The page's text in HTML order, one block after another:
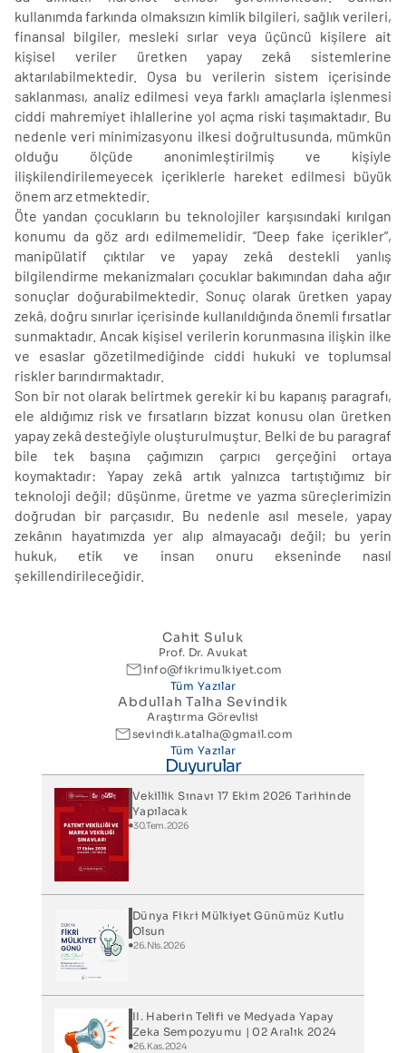
kullanımda farkında olmaksızın kimlik bilgileri, sağlık verileri,
finansal bilgiler, mesleki sırlar veya üçüncü kişilere ait
kişisel veriler üretken yapay zekâ sistemlerine
aktarılabilmektedir. Oysa bu verilerin sistem içerisinde
saklanması, analiz edilmesi veya farklı amaçlarla işlenmesi
ciddi mahremiyet ihlallerine yol açma riski taşımaktadır. Bu
nedenle veri minimizasyonu ilkesi doğrultusunda, mümkün
olduğu ölçüde anonimleştirilmiş ve kişiyle
ilişkilendirilemeyecek içeriklerle hareket edilmesi büyük
önem arz etmektedir.
Öte yandan çocukların bu teknolojiler karşısındaki kırılgan
konumu da göz ardı edilmemelidir. “Deep fake içerikler”,
manipülatif çıktılar ve yapay zekâ destekli yanlış
bilgilendirme mekanizmaları çocuklar bakımından daha ağır
sonuçlar doğurabilmektedir. Sonuç olarak üretken yapay
zekâ, doğru sınırlar içerisinde kullanıldığında önemli fırsatlar
sunmaktadır. Ancak kişisel verilerin korunmasına ilişkin ilke
ve esaslar gözetilmediğinde ciddi hukuki ve toplumsal
riskler barındırmaktadır.
Son bir not olarak belirtmek gerekir ki bu kapanış paragrafı,
ele aldığımız risk ve fırsatların bizzat konusu olan üretken
yapay zekâ desteğiyle oluşturulmuştur. Belki de bu paragraf
bile tek başına çağımızın çarpıcı gerçeğini ortaya
koymaktadır: Yapay zekâ artık yalnızca tartıştığımız bir
teknoloji değil; düşünme, üretme ve yazma süreçlerimizin
doğrudan bir parçasıdır. Bu nedenle asıl mesele, yapay
zekânın hayatımızda yer alıp almayacağı değil; bu yerin
hukuk, etik ve insan onuru ekseninde nasıl
şekillendirileceğidir.
Cahit Suluk
Prof. Dr. Avukat
info@fikrimulkiyet.com
Tüm Yazılar
Abdullah Talha Sevindik
Araştırma Görevlisi
sevindik.atalha@gmail.com
Tüm Yazılar
Duyurular
Vekillik Sınavı 17 Ekim 2026 Tarihinde
Yapılacak
30.Tem.2026
Dünya Fikri Mülkiyet Günümüz Kutlu
Olsun
26.Nis.2026
II. Haberin Telifi ve Medyada Yapay
Zeka Sempozyumu | 02 Aralık 2024
26.Kas.2024